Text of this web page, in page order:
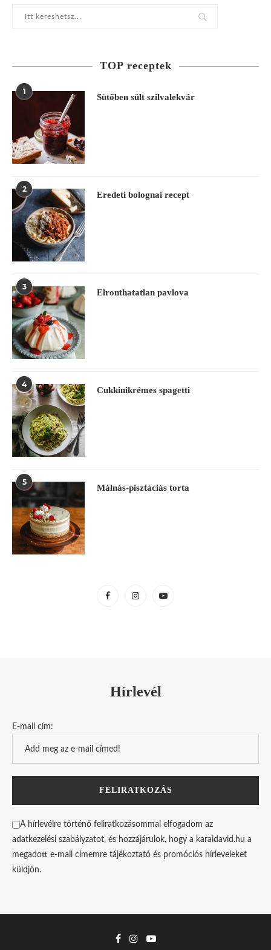
TOP receptek
1
Sütőben sült szilvalekvár
2
Eredeti bolognai recept
3
Elronthatatlan pavlova
4
Cukkinikrémes spagetti
5
Málnás-pisztáciás torta
Hírlevél
E-mail cím:
A hírlevélre történő feliratkozásommal elfogadom az
adatkezelési szabályzatot, és hozzájárulok, hogy a karaidavid.hu a
megadott e-mail címemre tájékoztató és promóciós hírleveleket
küldjön.